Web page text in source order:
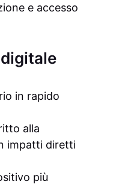
e accesso
in rapido
alla
impatti diretti
più